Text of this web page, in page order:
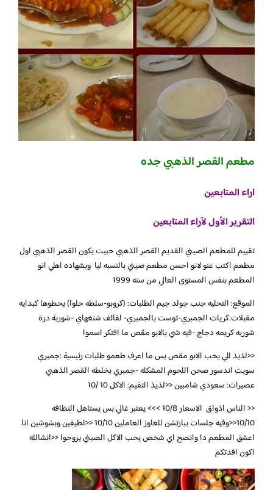
مطعم القصر الذهبي جده
اراء المتابعين
التقرير الأول لآراء المتابعين
تقييم للمطعم الصيني القديم القصر الذهبي حبيت يكون القصر الذهبي اول
مطعم اكتب عنو لانو احسن مطعم صيني بالنسبه ليا وبشهاده اهلي انو
المطعم بنفس المستوى العالي من سنه 1999
الموقع: التحليه جنب جولد جيم الطلبات: (كروبو-سلطه حلوا) يحطوها كبدايه
مقبلات:كريات الجمبري-توست بالجمبري- لفائف شنغهاي -شوربة درة
شوربه كريمه دجاج -فيه شي بالابو مقص ما افتكر اسموا
<<لذيذ للي يحب الابو مقص بس ما اعرف طعمو طلبات رئيسية :جمبري
سويت اندسور صحن اللحوم المشكله -جمبري بخلطه القصر الذهبي
عصيرات: سعودي شامبين <<لذيذ التقيم: الاكل 10 /10
<< الناس اذواق الاسعار 10/8 >>> يعتبر غالي بس يستاهل النظافه
10/10<<وفيه جلسات ببارتشن للعاوز العاملين 10/10 <<لطيفين وبشوشين انا
اعشق المطعم دا وانصح اي شخص يحب الاكل الصيني يروحوا <<انشالله
اكون افدتكم